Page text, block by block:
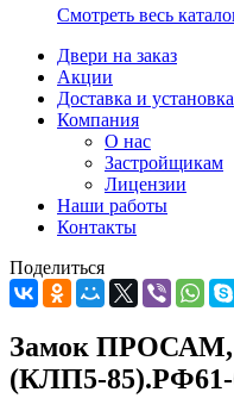
Смотреть весь
Двери на заказ
Акции
Доставка и установка
Компания
О нас
Застройщикам
Лицензии
Наши работы
Контакты
Поделиться
Замок ПРОСАМ,
(КЛП5-